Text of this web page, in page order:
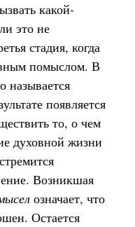
какой-
это не
стадия, когда
помыслом. В
называется
появляется
то, о чем
духовной жизни
Возникшая
означает, что
Остается